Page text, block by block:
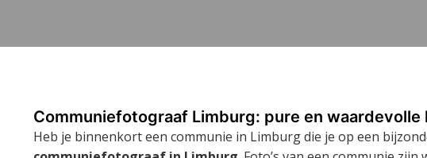
Communiefotograaf Limburg: pure en waardevolle
Heb je binnenkort een communie in Limburg die je op een